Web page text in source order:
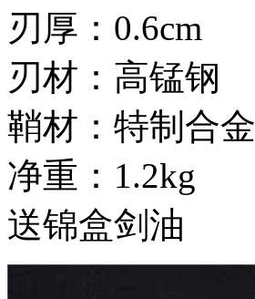
刃厚：0.6cm
刃材：高锰钢
鞘材：特制合金
净重：1.2kg
送锦盒剑油